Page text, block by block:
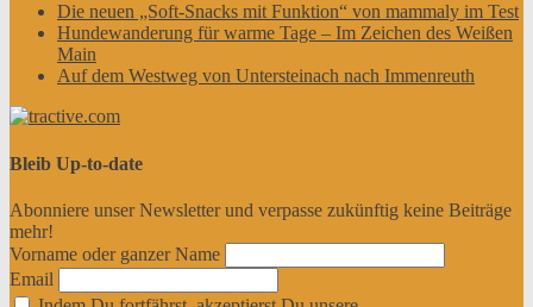
Die neuen „Soft-Snacks mit Funktion“ von mammaly im Test
Hundewanderung für warme Tage – Im Zeichen des Weißen
Main
Auf dem Westweg von Untersteinach nach Immenreuth
Bleib Up-to-date
Abonniere unser Newsletter und verpasse zukünftig keine Beiträge
mehr!
Vorname oder ganzer Name
Email